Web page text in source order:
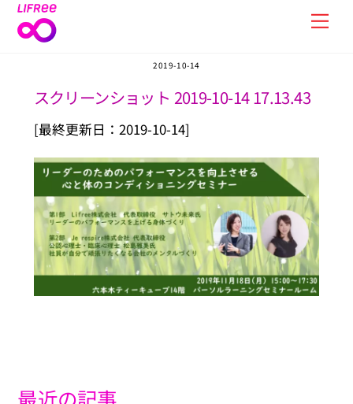
Skip
2019-10-14
スクリーンショット 2019-10-14 17.13.43
[最終更新日：2019-10-14]
最近の記事